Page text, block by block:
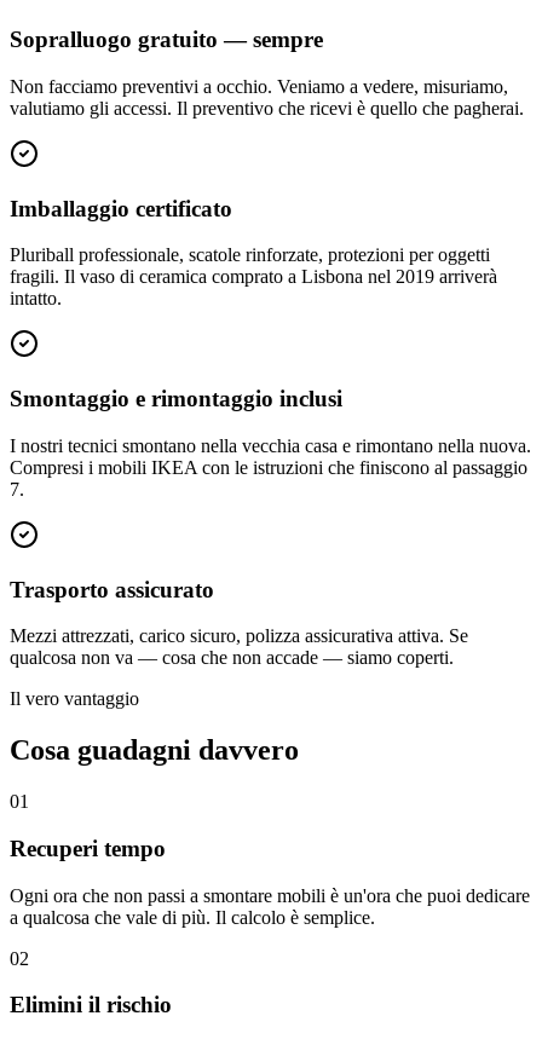
Sopralluogo gratuito — sempre
Non facciamo preventivi a occhio. Veniamo a vedere, misuriamo,
valutiamo gli accessi. Il preventivo che ricevi è quello che pagherai.
Imballaggio certificato
Pluriball professionale, scatole rinforzate, protezioni per oggetti
fragili. Il vaso di ceramica comprato a Lisbona nel 2019 arriverà
intatto.
Smontaggio e rimontaggio inclusi
I nostri tecnici smontano nella vecchia casa e rimontano nella nuova.
Compresi i mobili IKEA con le istruzioni che finiscono al passaggio
7.
Trasporto assicurato
Mezzi attrezzati, carico sicuro, polizza assicurativa attiva. Se
qualcosa non va — cosa che non accade — siamo coperti.
Il vero vantaggio
Cosa guadagni davvero
01
Recuperi tempo
Ogni ora che non passi a smontare mobili è un'ora che puoi dedicare
a qualcosa che vale di più. Il calcolo è semplice.
02
Elimini il rischio